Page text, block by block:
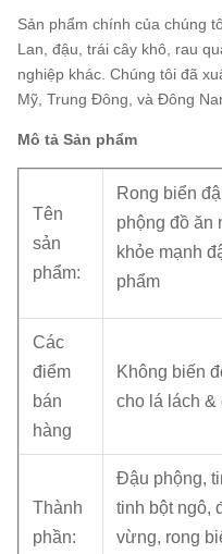
Sản phẩm chính của chúng
Lan, đậu, trái cây khô, rau
nghiệp khác. Chúng tôi đã
Mỹ, Trung Đông, và Đông
Mô tả Sản phẩm
Tên
sản
phẩm:
Rong biển
phộng đồ ăn
khỏe mạnh
phẩm
Các
điểm
bán
hàng
Không biến
cho lá lách &
Thành
phần:
Đậu phộng,
tinh bột ngô,
vừng, rong